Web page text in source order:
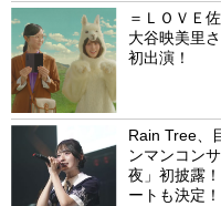
＝ＬＯＶＥ
大谷映美里
初出演！
Rain Tree、
ンマンコン
夜」初披露
ートも決定！